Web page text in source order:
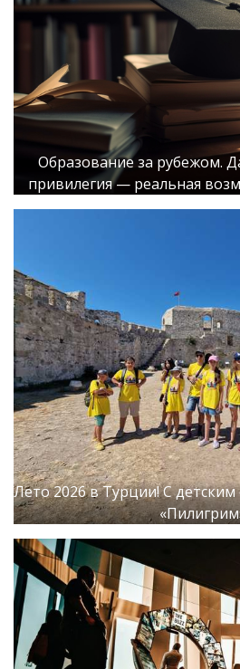
Образование за рубежом.
привилегия — реальная
Лето 2026 в Турции! С